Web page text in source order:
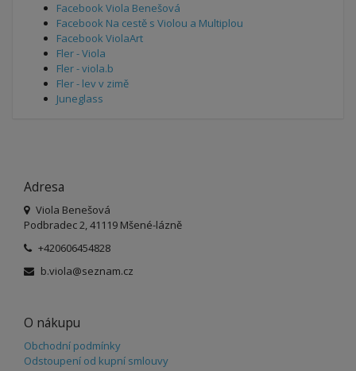
Facebook Viola Benešová
Facebook Na cestě s Violou a Multiplou
Facebook ViolaArt
Fler - Viola
Fler - viola.b
Fler - lev v zimě
Juneglass
Adresa
Viola Benešová
Podbradec 2, 41119 Mšené-lázně
+420606454828
b.viola@seznam.cz
O nákupu
Obchodní podmínky
Odstoupení od kupní smlouvy